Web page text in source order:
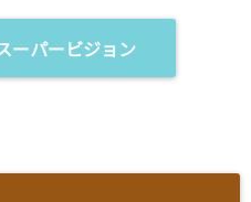
ーパービジョン